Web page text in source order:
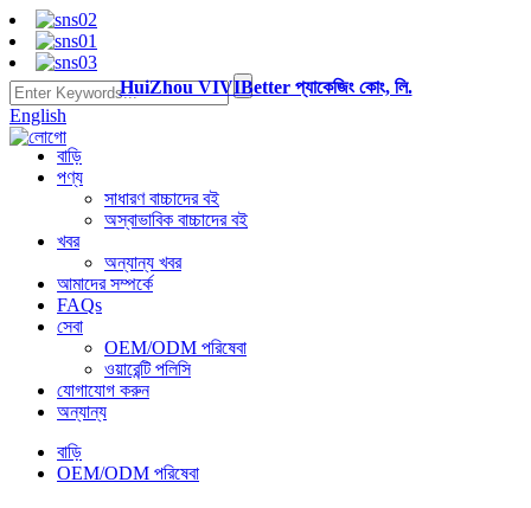
English
HuiZhou VIVIBetter প্যাকেজিং কোং, লি.
বাড়ি
পণ্য
সাধারণ বাচ্চাদের বই
অস্বাভাবিক বাচ্চাদের বই
খবর
অন্যান্য খবর
আমাদের সম্পর্কে
FAQs
সেবা
OEM/ODM পরিষেবা
ওয়ারেন্টি পলিসি
যোগাযোগ করুন
অন্যান্য
বাড়ি
OEM/ODM পরিষেবা